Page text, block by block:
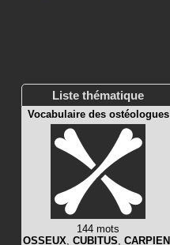
Liste thématique
Vocabulaire des ostéologues
144 mots
OSSEUX, CUBITUS, CARPIEN